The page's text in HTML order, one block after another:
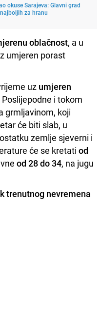
okuse Sarajeva: Glavni grad
za hranu
oblačnost, a u
umjeren porast
uz umjeren
Poslijepodne i tokom
grmljavinom, koji
će biti slab, u
zemlje sjeverni i
će se kretati od
od 28 do 34, na jugu
trenutnog nevremena